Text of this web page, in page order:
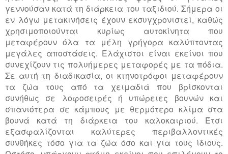
γεννούσαν κατά τη διάρκεια του ταξιδιού. Σήμερα οι
εν λόγω μετακινήσεις έχουν εκσυγχρονιστεί, καθώς
χρησιμοποιούνται κυρίως αυτοκίνητα που
μεταφέρουν όλα τα μέλη γρήγορα καλύπτοντας
μεγάλες αποστάσεις. Ελάχιστοι είναι εκείνοι που
συνεχίζουν τις πολυήμερες μεταφορές με τα πόδια.
Σε αυτή τη διαδικασία, οι κτηνοτρόφοι μεταφέρουν
τα ζώα τους από τα χειμαδιά που βρίσκονται
συνήθως σε λοφοσειρές ή υπώρειες βουνών και
σπανιότερα σε κάμπους με θερμότερο κλίμα στα
βουνά κατά τη διάρκεια του καλοκαιριού. Έτσι
εξασφαλίζονται καλύτερες περιβαλλοντικές
συνθήκες τόσο για τα ζώα όσο και για τους ίδιους.